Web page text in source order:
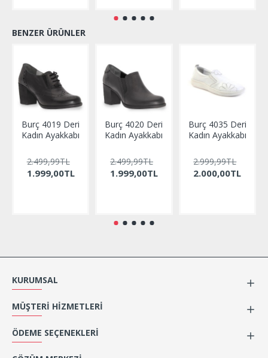
BENZER ÜRÜNLER
Burç 4019 Deri
Kadın Ayakkabı
1.999,00TL
2.499,99TL
Burç 4020 Deri
Kadın Ayakkabı
1.999,00TL
2.499,99TL
Burç 4035 Deri
Kadın Ayakkabı
2.000,00TL
2.999,99TL
KURUMSAL
MÜŞTERI HIZMETLERI
ÖDEME SEÇENEKLERI